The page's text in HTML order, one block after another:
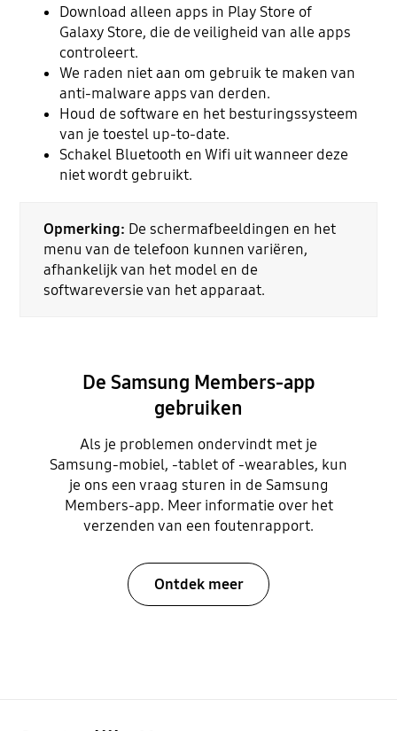
Download alleen apps in Play Store of
Galaxy Store, die de veiligheid van alle apps
controleert.
We raden niet aan om gebruik te maken van
anti-malware apps van derden.
Houd de software en het besturingssysteem
van je toestel up-to-date.
Schakel Bluetooth en Wifi uit wanneer deze
niet wordt gebruikt.
Opmerking: De schermafbeeldingen en het
menu van de telefoon kunnen variëren,
afhankelijk van het model en de
softwareversie van het apparaat.
De Samsung Members-app
gebruiken
Als je problemen ondervindt met je
Samsung-mobiel, -tablet of -wearables, kun
je ons een vraag sturen in de Samsung
Members-app. Meer informatie over het
verzenden van een foutenrapport.
Ontdek meer